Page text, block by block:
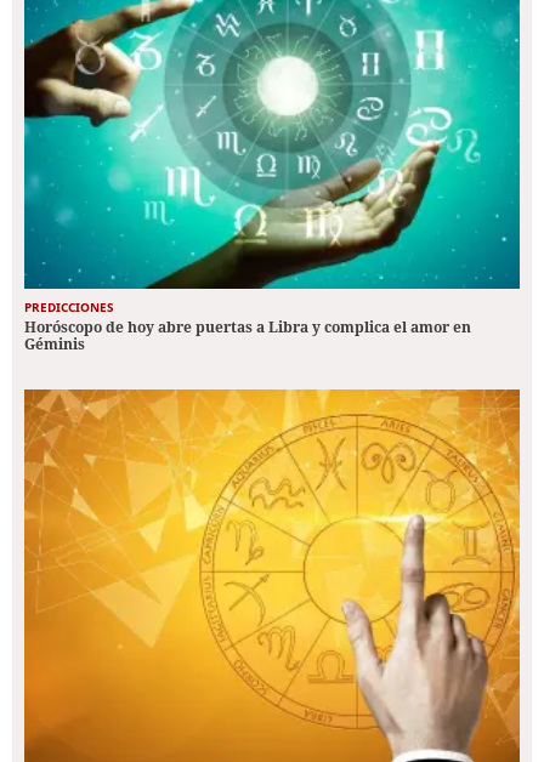
PREDICCIONES
Horóscopo de hoy abre puertas a Libra y complica el amor en
Géminis